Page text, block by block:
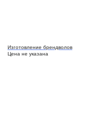
Изготовление брендволов
Цена не указана